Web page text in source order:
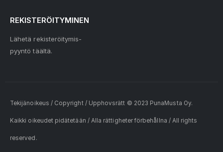
REKISTERÖITYMINEN
Lähetä rekisteröitymis-
pyyntö täältä.
Tekijänoikeus / Copyright / Upphovsrätt © 2023 PunaMusta Oy.
Kaikki oikeudet pidätetään / Alla rättigheter förbehållna / All rights
reserved.